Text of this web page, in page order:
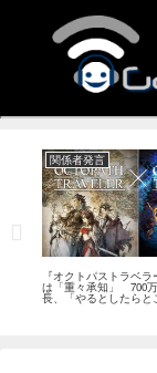
関係者発言
『オクトパストラベ
は「重々承知」 700
長、「やるとしたらと
い」と浅野智也氏